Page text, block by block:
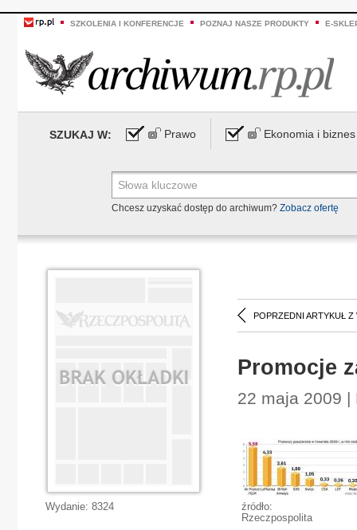
SZKOLENIA I KONFERENCJE POZNAJ NASZE PRODUKTY E-
SZUKAJ W: Prawo Ekonomia i biznes
Chcesz uzyskać dostęp do archiwum? Zobacz ofertę
POPRZEDNI ARTYKUŁ Z
Promocje
22 maja 2009 |
źródło:
Rzeczpospolita
Wydanie: 8324